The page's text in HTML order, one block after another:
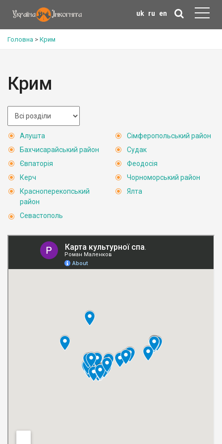
uk ru en
Головна > Крим
Крим
Алушта
Бахчисарайський район
Євпаторія
Керч
Красноперекопський
район
Севастополь
Сімферопольський район
Судак
Феодосія
Чорноморський район
Ялта